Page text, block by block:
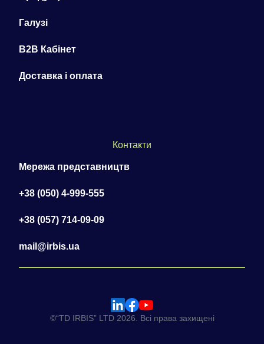
Галузі
B2B Кабінет
Доставка і оплата
Контакти
Мережа представництв
+38 (050) 4-999-555
+38 (057) 714-09-09
mail@irbis.ua
©“TD IRBIS” LTD 2026. Всі права захищені